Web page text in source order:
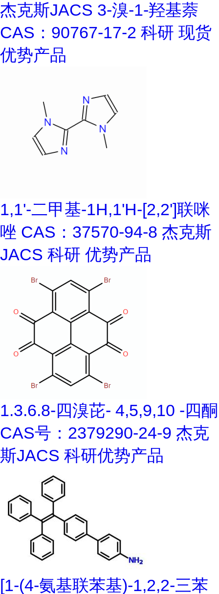
杰克斯JACS 3-溴-1-羟基萘
CAS：90767-17-2 科研 现货
优势产品
1,1'-二甲基-1H,1'H-[2,2']联咪
唑 CAS：37570-94-8 杰克斯
JACS 科研 优势产品
1.3.6.8-四溴芘- 4,5,9,10 -四酮
CAS号：2379290-24-9 杰克
斯JACS 科研优势产品
[1-(4-氨基联苯基)-1,2,2-三苯